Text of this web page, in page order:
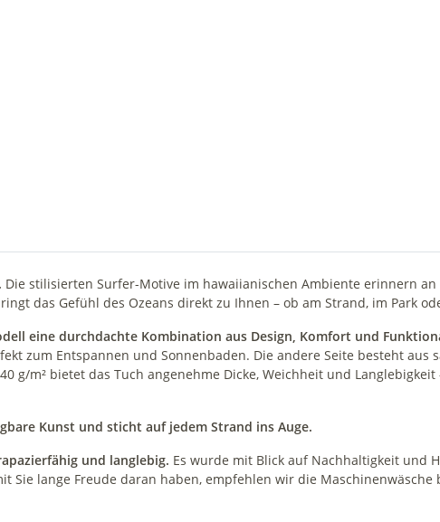
Die stilisierten Surfer-Motive im hawaiianischen Ambiente erinnern an
das Gefühl des Ozeans direkt zu Ihnen – ob am Strand, im Park
eine durchdachte Kombination aus Design, Komfort und
zum Entspannen und Sonnenbaden. Die andere Seite besteht aus
m² bietet das Tuch angenehme Dicke, Weichheit und
Kunst und sticht auf jedem Strand ins Auge.
und langlebig. Es wurde mit Blick auf Nachhaltigkeit und
lange Freude daran haben, empfehlen wir die Maschinenwäsche